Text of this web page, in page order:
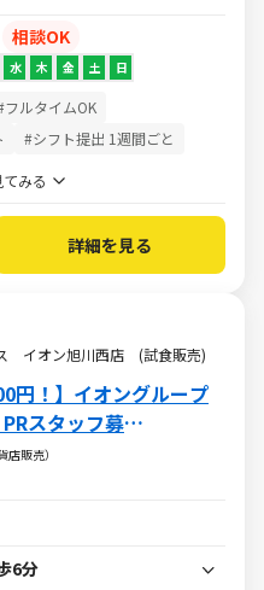
相談OK
水 木 金 土 日
フルタイムOK
#シフト提出 1週間ごと
みる
詳細を見る
イオン旭川西店 (試食販売)
円！】イオングループ
スタッフ募
販売）
6分